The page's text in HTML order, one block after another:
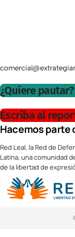
¿Quiere
Escriba al
Hacemos parte
Red Leal, la Red de
Latina, una comunidad
de la libertad de